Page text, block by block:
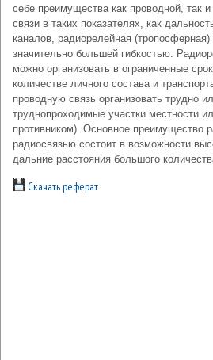
себе преимущества как проводной, так
связи в таких показателях, как
каналов, радиорелейная
значительно большей гибкостью.
можно организовать в ограниченные
количестве личного состава и
проводную связь организовать трудно
труднопроходимые участки местности
противником). Основное преимущество
радиосвязью состоит в возможности
дальние расстояния большого
Скачать реферат